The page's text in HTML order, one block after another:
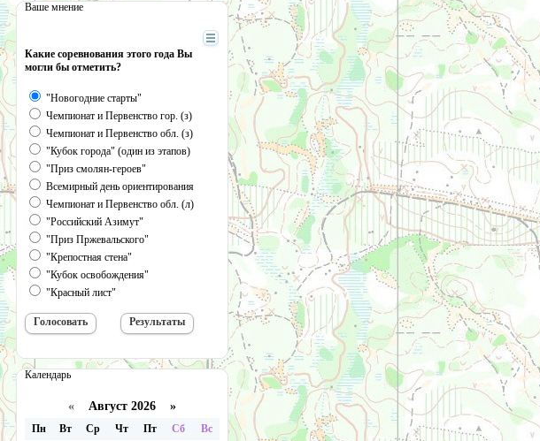
Ваше мнение
Какие соревнования этого года Вы
могли бы отметить?
"Новогодние старты"
Чемпионат и Первенство гор. (з)
Чемпионат и Первенство обл. (з)
"Кубок города" (один из этапов)
"Приз смолян-героев"
Всемирный день ориентирования
Чемпионат и Первенство обл. (л)
"Российский Азимут"
"Приз Пржевальского"
"Крепостная стена"
"Кубок освобождения"
"Красный лист"
Календарь
« Август 2026 »
Пн Вт Ср Чт Пт Сб
Вс